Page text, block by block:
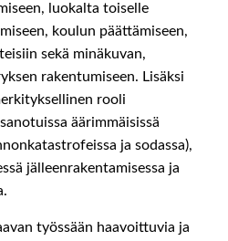
luokalta toiselle
koulun päättämiseen,
sekä minäkuvan,
rakentumiseen. Lisäksi
rooli
äärimmäisissä
ja sodassa),
jälleenrakentamisessa ja
työssään haavoittuvia ja